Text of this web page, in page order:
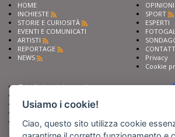
HOME
INCHIESTE
STORIE E CURIOSITÀ
EVENTI E COMUNICATI
ARTISTI
REPORTAGE
NEWS
OPINIONI
SPORT
ESPERTI
Privacy
Cookie
Chiedi ai nostri esperti
Fai pubblicità con noi
Iscriviti al nostro corso di
giornalismo
Usiamo i cookie!
Ciao, questo sito utilizza cookie